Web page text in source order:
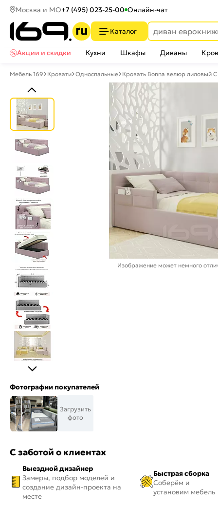
Москва и МО+7 (495) 023-25-00 Онлайн-чат
Каталог
Акции и скидки
Кухни Шкафы Диваны
Мебель 169 Кровати Односпальные Кровать Bonna велюр лиловый
Изображение может немного
Фотографии покупателей
Загрузить
фото
С заботой о клиентах
Выездной дизайнер
Замеры, подбор моделей и
создание дизайн-проекта на
месте
Быстрая сборка
Соберём и
установим мебель